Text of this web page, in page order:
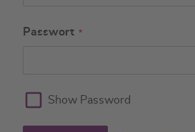
Passwort
Show Password